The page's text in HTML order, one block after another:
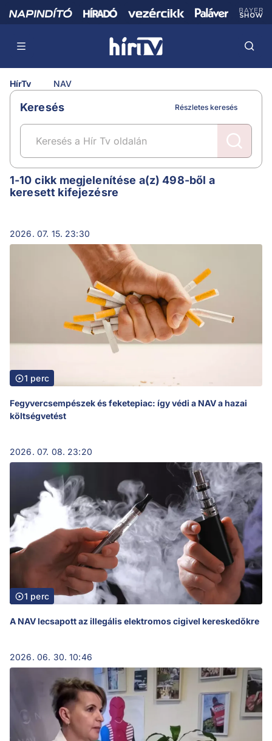
HírTv NAV
Keresés Részletes keresés
NAV
1-10 cikk megjelenítése a(z) 498-ből a
keresett kifejezésre
2026. 07. 15. 23:30
1 perc
Fegyvercsempészek és feketepiac: így védi a NAV a hazai
költségvetést
2026. 07. 08. 23:20
1 perc
A NAV lecsapott az illegális elektromos cigivel kereskedőkre
2026. 06. 30. 10:46